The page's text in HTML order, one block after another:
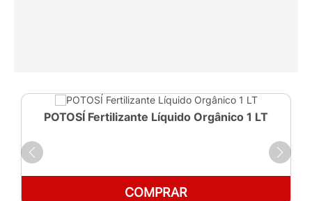
POTOSÍ Fertilizante Líquido Orgânico 1 LT
COMPRAR